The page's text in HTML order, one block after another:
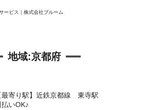
ービス｜株式会社ブルーム
地域:京都府
最寄り駅】近鉄京都線 東寺駅
払いOK♪